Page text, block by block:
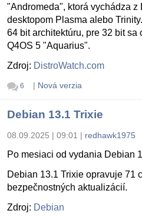
"Andromeda", ktorá vychádza z
desktopom Plasma alebo
64 bit architektúru, pre 32 bit sa
Q4OS 5 "Aquarius".
Zdroj: DistroWatch.com
6 | Nová verzia
Debian 13.1 Trixie
08.09.2025 | 09:01 | redhawk1975
Po mesiaci od vydania Debian
Debian 13.1 Trixie opravuje 71
bezpečnostných aktualizácií.
Zdroj: Debian